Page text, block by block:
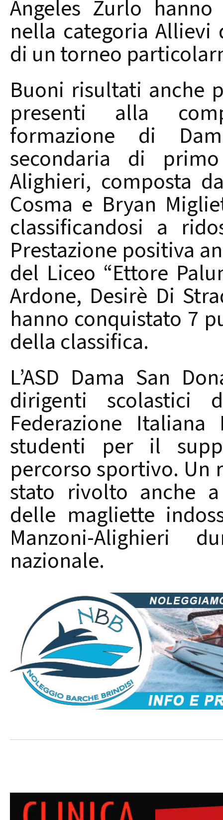
Angeles Zurlo
nella categoria
di un torneo
Buoni risultati anche
presenti alla
formazione di
secondaria di
Alighieri, composta
Cosma e Bryan
classificandosi a
Prestazione positiva
del Liceo “Ettore
Ardone, Desirè Di
hanno conquistato 7
della classifica.
L’ASD Dama San
dirigenti scolastici
Federazione
studenti per il
percorso sportivo. Un
stato rivolto anche
delle magliette
Manzoni-Alighieri
nazionale.